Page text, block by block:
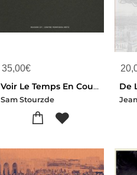
35,00€
Voir Le Temps En Couleurs : Les Defis De La Photographie
Sam Stourzde